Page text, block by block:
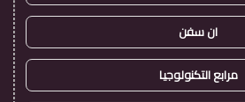
ان سفن
مرابع التكنولوجيا